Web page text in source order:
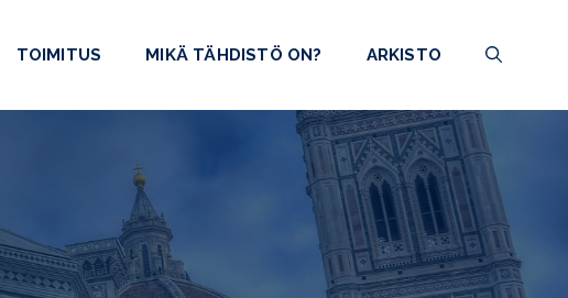
TOIMITUS MIKÄ TÄHDISTÖ ON? ARKISTO